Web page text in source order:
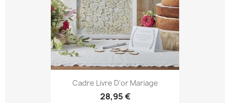
Cadre Livre D'or Mariage
28,95 €